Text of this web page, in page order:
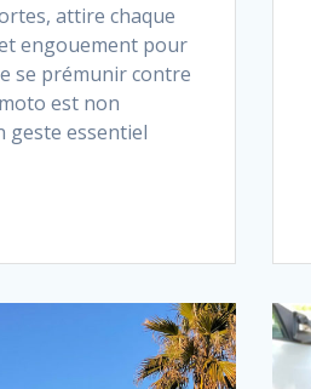
attire chaque
engouement pour
se prémunir contre
est non
geste essentiel